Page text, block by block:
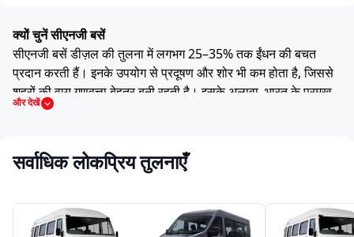
वोल्वो
आइशर
क्यों चुनें सीएनजी बसें
सीएनजी बसें डीज़ल की तुलना में लगभग 25–35% तक ईंधन की बचत
प्रदान करती हैं। इनके उपयोग से प्रदूषण और शोर भी कम होता है, जिससे
शहरों की वायु गुणवत्ता बेहतर बनी रहती है। इसके अलावा, भारत के प्रमुख
शहरों में तेजी से बढ़ता हुआ सीएनजी स्टेशन नेटवर्क बसों के संचालन को
प्रोत्साहन भी इन बसों के उपयोग को बढ़ावा देता है। साथ ही, कम यांत्रिक
हिस्सों के कारण इंजन की उम्र लंबी होती है और रखरखाव का खर्च भी कम
इंजन और प्रदर्शन
अधिकांश सीएनजी बसों में स्पार्क इग्निशन (एसआई) नैचुरल गैस इंजन लगे
और देखें
सर्वाधिक लोकप्रिय तुलनाएँ